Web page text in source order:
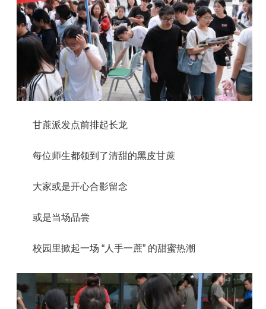
甘蔗派发点前排起长龙
每位师生都领到了清甜的黑皮甘蔗
大家或是开心合影留念
或是当场品尝
校园里掀起一场 “人手一蔗” 的甜蜜热潮